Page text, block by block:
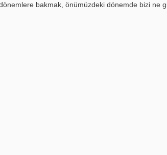
bakmak, önümüzdeki dönemde bizi ne